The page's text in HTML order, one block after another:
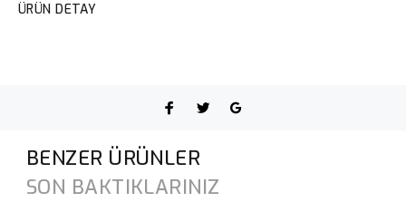
ÜRÜN DETAY
BENZER ÜRÜNLER
SON BAKTIKLARINIZ